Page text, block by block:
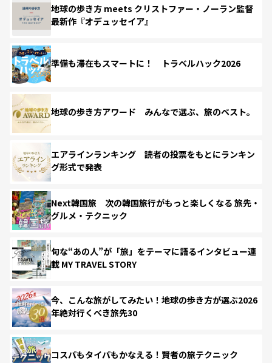
地球の歩き方 meets クリストファー・ノーラン監督
最新作『オデュッセイア』
準備も滞在もスマートに！ トラベルハック2026
地球の歩き方アワード みんなで選ぶ、旅のベスト。
エアラインランキング 読者の投票をもとにランキン
グ形式で発表
Next韓国旅 次の韓国旅行がもっと楽しくなる 旅先・
グルメ・テクニック
旬な“あの人”が「旅」をテーマに語るインタビュー連
載 MY TRAVEL STORY
今、こんな旅がしてみたい！地球の歩き方が選ぶ2026
年絶対行くべき旅先30
コスパもタイパもかなえる！賢者の旅テクニック